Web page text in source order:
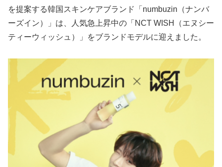
を提案する韓国スキンケアブランド「numbuzin（ナンバ
ーズイン）」は、人気急上昇中の「NCT WISH（エヌシー
ティーウィッシュ）」をブランドモデルに迎えました。